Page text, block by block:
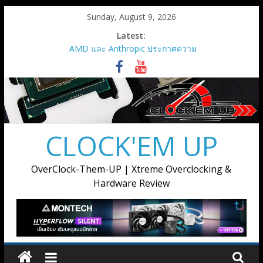
Sunday, August 9, 2026
Latest:
AMD และ Anthropic ประกาศความ
ร่วมมือเชิงกลยุทธ์เพื่อเปิดใช้กราฟิก
การ์ด AMD Instinct MI450 Series
สูงสุด 2 กิกะวัตต์
AMD เปิดตัวกราฟิกการ์ด Radeon RX
9050
เมื่อการ์ดจอไม่ได้มีหน้าที่แค่เรนเดอร์
ภาพ แต่ต้องขับเคลื่อนทุกขั้นตอนของ
การสร้างสรรค์
AMD เปิดตัวโซลูชันการประมวลผล
แบบครบวงจรสำหรับยุค Agentic AI ณ
งาน Advancing AI 2026
Supermicro แต่งตั้ง Ascenti เป็น
ตัวแทนจำหน่ายอย่างเป็นทางการ
พร้อมลุยตลาด AI Infrastructure ขุม
พลังประมวลผล AI ตั้งแต่ระดับเริ่มต้น
CLOCK'EM UP
OverClock-Them-UP | Xtreme Overclocking &
Hardware Review